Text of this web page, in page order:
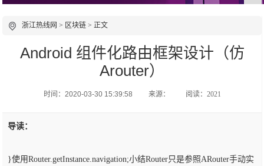
浙江热线网 > 区块链 > 正文
Android 组件化路由框架设计（仿
Arouter）
时间：2020-03-30 15:39:58 来源： 阅读：2021
导读：
}使用Router.getInstance.navigation;小结Router只是参照ARouter手动实